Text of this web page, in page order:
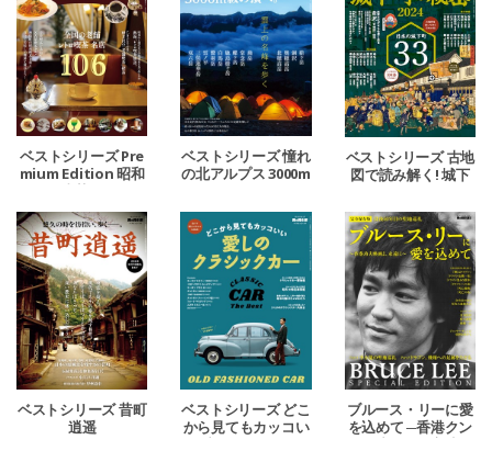
ベストシリーズ Pre
mium Edition 昭和
ベストシリーズ 憧れ
の北アルプス 3000m
ベストシリーズ 古地
図で読み解く! 城下
ベストシリーズ 昔町
逍遥
ベストシリーズ どこ
から見てもカッコい
ブルース・リーに愛
を込めて ─香港クン